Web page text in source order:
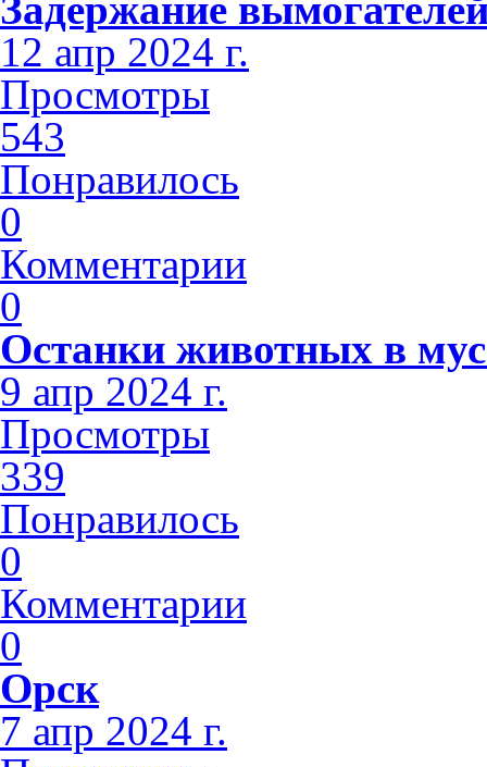
12 апр 2024 г.
Просмотры
543
Понравилось
0
Комментарии
0
Останки животных в
9 апр 2024 г.
Просмотры
339
Понравилось
0
Комментарии
0
Орск
7 апр 2024 г.